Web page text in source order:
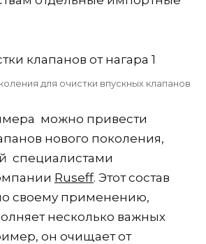
для очистки впускных клапанов
можно привести
нового поколения,
специалистами
Ruseff. Этот состав
своему применению,
несколько важных
он очищает от